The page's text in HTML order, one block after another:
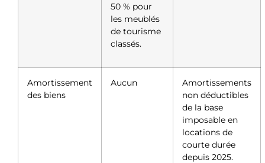
50 % pour
les meublés
de tourisme
classés.
Amortissement
des biens
Aucun
Amortissements
non déductibles
de la base
imposable en
locations de
courte durée
depuis 2025.